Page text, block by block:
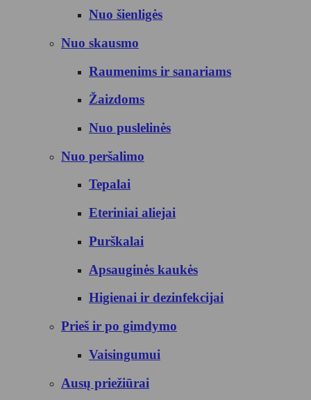
Nuo šienligės
Nuo skausmo
Raumenims ir sanariams
Žaizdoms
Nuo puslelinės
Nuo peršalimo
Tepalai
Eteriniai aliejai
Purškalai
Apsauginės kaukės
Higienai ir dezinfekcijai
Prieš ir po gimdymo
Vaisingumui
Ausų priežiūrai